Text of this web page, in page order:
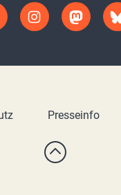
Presseinfo